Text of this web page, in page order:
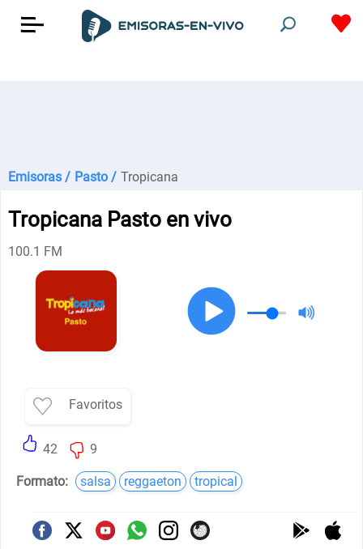
Emisoras / Pasto / Tropicana
Tropicana Pasto en vivo
100.1 FM
Favoritos
42 9
Formato: salsa reggaeton tropical